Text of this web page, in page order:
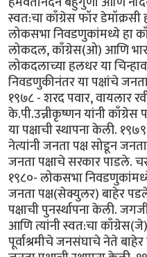
स्वत:चा काँग्रेस फॉर
लोकसभा निवडणुकांमध्ये हा
लोकदल, काँग्रेस(ओ) आणि
लोकदलाच्या हलधर या
निवडणुकीनंतर या पक्षांचे
१९७८ - शरद पवार, वायलार
के.पी.उन्नीकृष्णन यांनी काँग्रेस
या पक्षाची स्थापना केली.
नेत्यांनी जनता पक्ष सोडून
जनता पक्षाचे सरकार
१९८०- लोकसभा
जनता पक्ष(सेक्युलर) बाहेर
पक्षाची पुनर्स्थापना केली.
आणि त्यांनी स्वत:चा
पूर्वाश्रमीचे जनसंघाचे नेते